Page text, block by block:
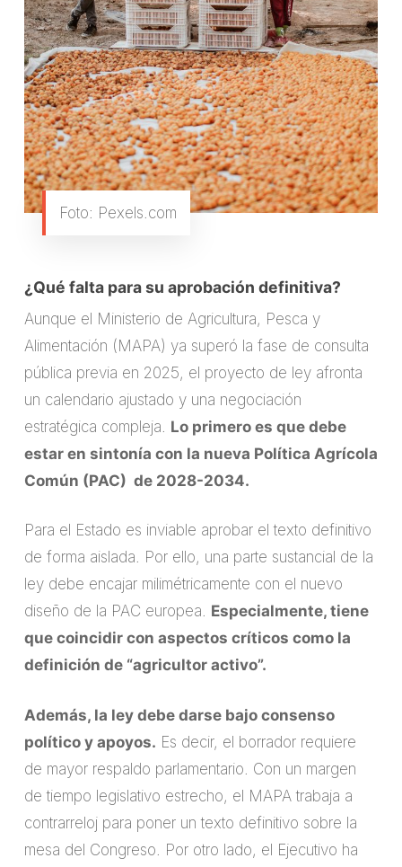
Foto: Pexels.com
¿Qué falta para su aprobación definitiva?
Aunque el Ministerio de Agricultura, Pesca y
Alimentación (MAPA) ya superó la fase de consulta
pública previa en 2025, el proyecto de ley afronta
un calendario ajustado y una negociación
estratégica compleja. Lo primero es que debe
estar en sintonía con la nueva Política Agrícola
Común (PAC) de 2028-2034.
Para el Estado es inviable aprobar el texto definitivo
de forma aislada. Por ello, una parte sustancial de la
ley debe encajar milimétricamente con el nuevo
diseño de la PAC europea. Especialmente, tiene
que coincidir con aspectos críticos como la
definición de “agricultor activo”.
Además, la ley debe darse bajo consenso
político y apoyos. Es decir, el borrador requiere
de mayor respaldo parlamentario. Con un margen
de tiempo legislativo estrecho, el MAPA trabaja a
contrarreloj para poner un texto definitivo sobre la
mesa del Congreso. Por otro lado, el Ejecutivo ha